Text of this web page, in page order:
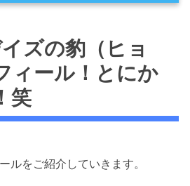
怖い！笑
のプロフィール一覧表
は顔と耳にピアスを開けまく
画2巻の第14話）
ズの豹（ヒョ
ィール！とにか
笑
ルをご紹介していきます。